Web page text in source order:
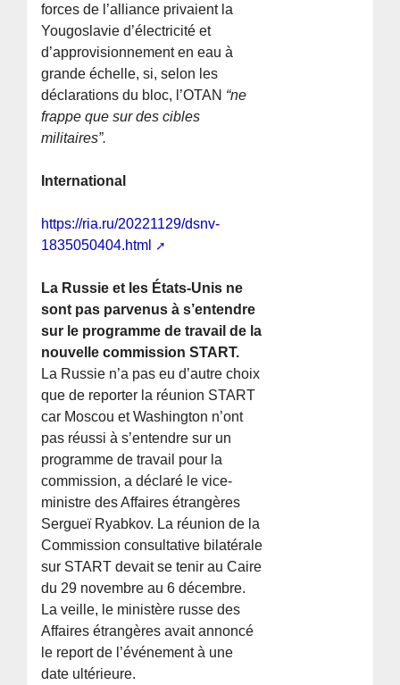
forces de l’alliance privaient la
Yougoslavie d’électricité et
d’approvisionnement en eau à
grande échelle, si, selon les
déclarations du bloc, l’OTAN “ne
frappe que sur des cibles
militaires”.
International
https://ria.ru/20221129/dsnv-
1835050404.html
La Russie et les États-Unis ne
sont pas parvenus à s’entendre
sur le programme de travail de la
nouvelle commission START.
La Russie n’a pas eu d’autre choix
que de reporter la réunion START
car Moscou et Washington n’ont
pas réussi à s’entendre sur un
programme de travail pour la
commission, a déclaré le vice-
ministre des Affaires étrangères
Sergueï Ryabkov. La réunion de la
Commission consultative bilatérale
sur START devait se tenir au Caire
du 29 novembre au 6 décembre.
La veille, le ministère russe des
Affaires étrangères avait annoncé
le report de l’événement à une
date ultérieure.